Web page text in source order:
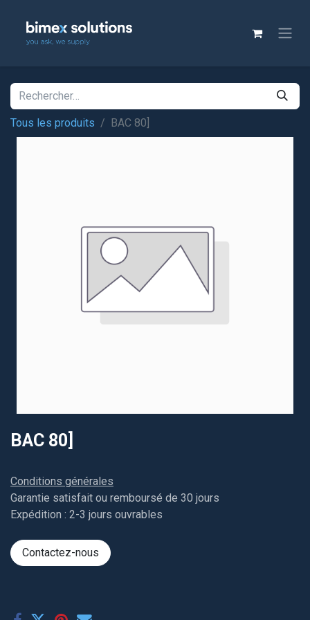
Tous les produits BAC 80]
BAC 80]
Conditions générales
Garantie satisfait ou remboursé de 30 jours
Expédition : 2-3 jours ouvrables
Contactez-nous